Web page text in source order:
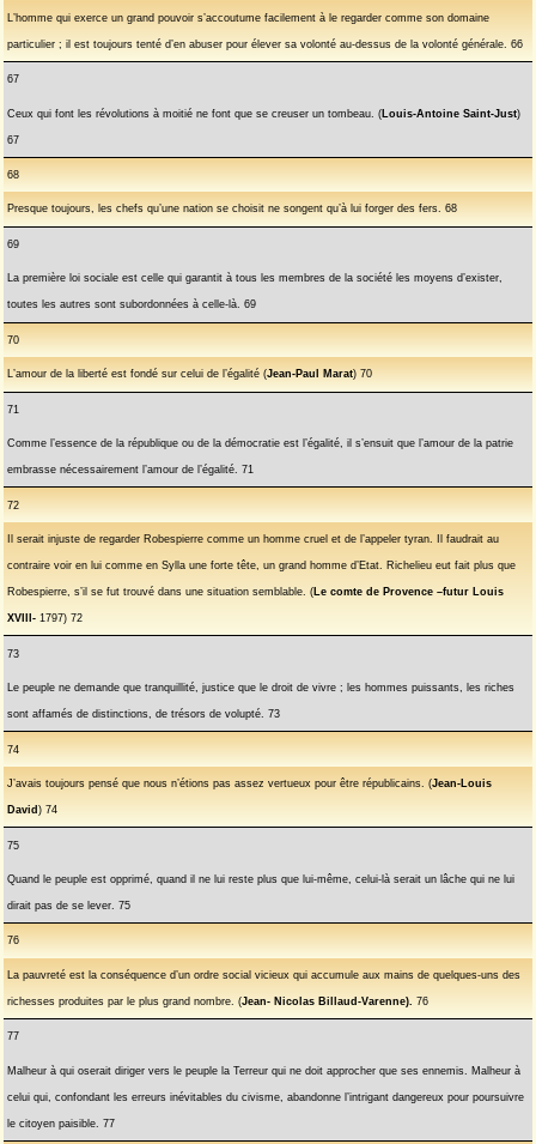
L’homme qui exerce un grand pouvoir s’accoutume facilement à le regarder comme son domaine
particulier ; il est toujours tenté d’en abuser pour élever sa volonté au-dessus de la volonté générale. 66
67
Ceux qui font les révolutions à moitié ne font que se creuser un tombeau. ( Louis-Antoine Saint-Just)
67
68
Presque toujours, les chefs qu’une nation se choisit ne songent qu’à lui forger des fers. 68
69
La première loi sociale est celle qui garantit à tous les membres de la société les moyens d’exister,
toutes les autres sont subordonnées à celle-là. 69
70
L’amour de la liberté est fondé sur celui de l’égalité (Jean-Paul Marat) 70
71
Comme l’essence de la république ou de la démocratie est l’égalité, il s’ensuit que l’amour de la patrie
embrasse nécessairement l’amour de l’égalité. 71
72
Il serait injuste de regarder Robespierre comme un homme cruel et de l’appeler tyran. Il faudrait au
contraire voir en lui comme en Sylla une forte tête, un grand homme d’Etat. Richelieu eut fait plus que
Robespierre, s’il se fut trouvé dans une situation semblable. ( Le comte de Provence –futur Louis
XVIII- 1797) 72
73
Le peuple ne demande que tranquillité, justice que le droit de vivre ; les hommes puissants, les riches
sont affamés de distinctions, de trésors de volupté. 73
74
J’avais toujours pensé que nous n’étions pas assez vertueux pour être républicains. (Jean-Louis
David) 74
75
Quand le peuple est opprimé, quand il ne lui reste plus que lui-même, celui-là serait un lâche qui ne lui
dirait pas de se lever. 75
76
La pauvreté est la conséquence d’un ordre social vicieux qui accumule aux mains de quelques-uns des
richesses produites par le plus grand nombre. (Jean- Nicolas Billaud-Varenne). 76
77
Malheur à qui oserait diriger vers le peuple la Terreur qui ne doit approcher que ses ennemis. Malheur à
celui qui, confondant les erreurs inévitables du civisme, abandonne l’intrigant dangereux pour poursuivre
le citoyen paisible. 77